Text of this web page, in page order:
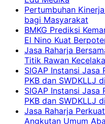
Pertumbuhan
bagi Masyarakat
BMKG Prediksi
El Nino Kuat
Jasa Raharja
Titik Rawan
SIGAP Instansi Jasa
PKB dan SWDKLLJ
SIGAP Instansi Jasa
PKB dan SWDKLLJ
Jasa Raharja
Angkutan Umum